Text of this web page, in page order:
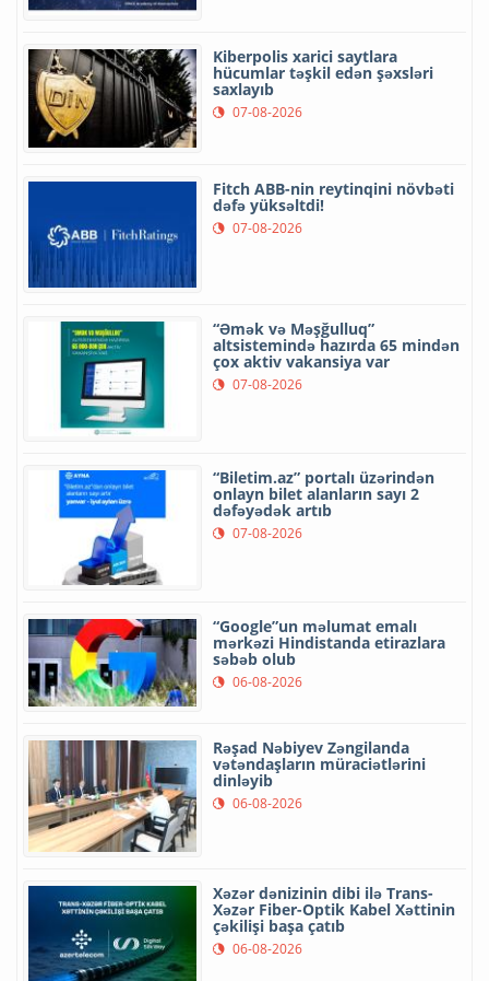
Kiberpolis xarici saytlara
hücumlar təşkil edən şəxsləri
saxlayıb
07-08-2026
Fitch ABB-nin reytinqini növbəti
dəfə yüksəltdi!
07-08-2026
“Əmək və Məşğulluq”
altsistemində hazırda 65 mindən
çox aktiv vakansiya var
07-08-2026
“Biletim.az” portalı üzərindən
onlayn bilet alanların sayı 2
dəfəyədək artıb
07-08-2026
“Google”un məlumat emalı
mərkəzi Hindistanda etirazlara
səbəb olub
06-08-2026
Rəşad Nəbiyev Zəngilanda
vətəndaşların müraciətlərini
dinləyib
06-08-2026
Xəzər dənizinin dibi ilə Trans-
Xəzər Fiber-Optik Kabel Xəttinin
çəkilişi başa çatıb
06-08-2026